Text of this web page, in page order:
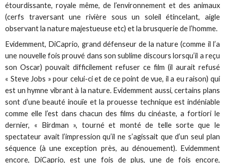
étourdissante, royale même, de l’environnement et des animaux
(cerfs traversant une rivière sous un soleil étincelant, aigle
observant la nature majestueuse etc) et la brusquerie de l’homme.
Evidemment, DiCaprio, grand défenseur de la nature (comme il l’a
une nouvelle fois prouvé dans son sublime discours lorsqu’il a reçu
son Oscar) pouvait difficilement refuser ce film (il aurait refusé
« Steve Jobs » pour celui-ci et de ce point de vue, il a eu raison) qui
est un hymne vibrant à la nature. Evidemment aussi, certains plans
sont d’une beauté inouïe et la prouesse technique est indéniable
comme elle l’est dans chacun des films du cinéaste, a fortiori le
dernier, « Birdman », tourné et monté de telle sorte que le
spectateur avait l’impression qu’il ne s’agissait que d’un seul plan
séquence (à une exception près, au dénouement). Evidemment
encore, DiCaprio, est une fois de plus, une de fois encore,